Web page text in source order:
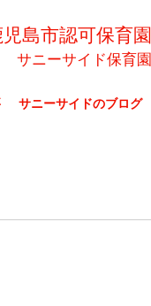
島市認可保育園
サニーサイド保育園
サニーサイドのブログ